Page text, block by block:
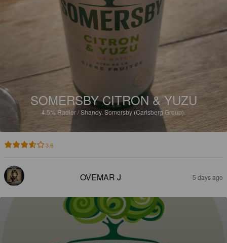
SOMERSBY CITRON & YUZU
4.5% Radler / Shandy.Somersby (Carlsberg Group).
3.6
OVEMAR J 5 days ago